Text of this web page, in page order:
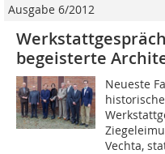
Ausgabe 6/2012
begeisterte
Neueste
Vechta,